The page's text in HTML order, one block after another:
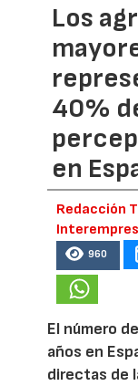
Los
40%
en
Redacción
960
El número
años en
directas de